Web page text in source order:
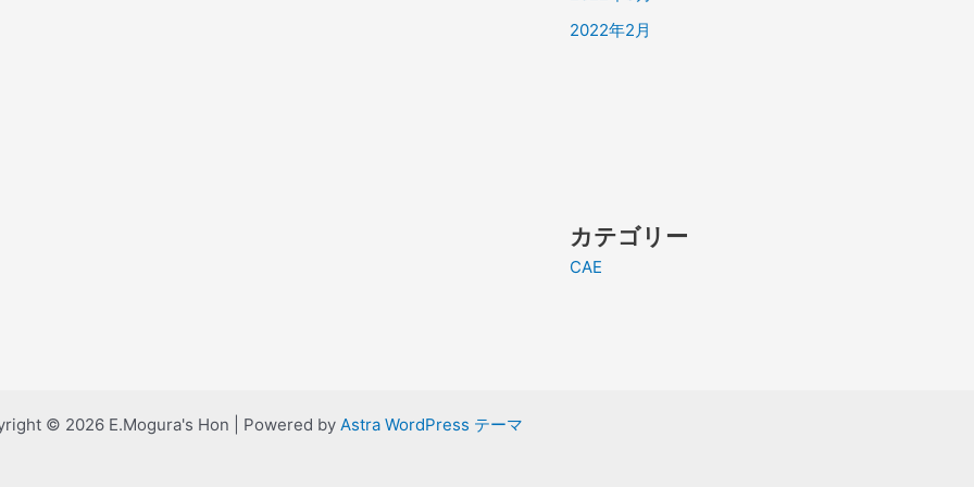
2022年2月
カテゴリー
CAE
© 2026 E.Mogura's Hon | Powered by Astra WordPress テーマ